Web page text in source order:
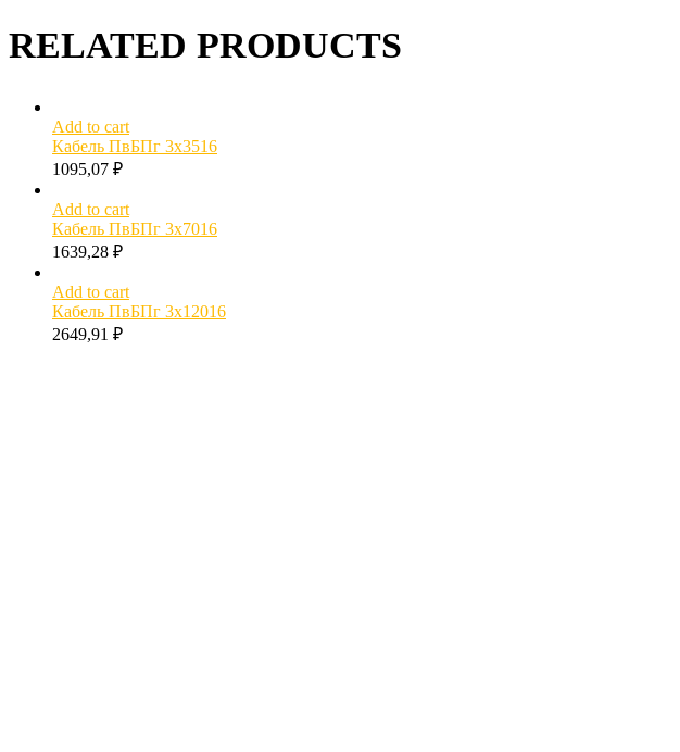
RELATED PRODUCTS
Add to cart
Кабель ПвБПг 3х3516
1095,07 ₽
Add to cart
Кабель ПвБПг 3х7016
1639,28 ₽
Add to cart
Кабель ПвБПг 3х12016
2649,91 ₽